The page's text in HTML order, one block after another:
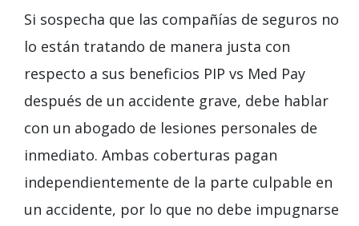
Si sospecha que las compañías de seguros no
lo están tratando de manera justa con
respecto a sus beneficios PIP vs Med Pay
después de un accidente grave, debe hablar
con un abogado de lesiones personales de
inmediato. Ambas coberturas pagan
independientemente de la parte culpable en
un accidente, por lo que no debe impugnarse